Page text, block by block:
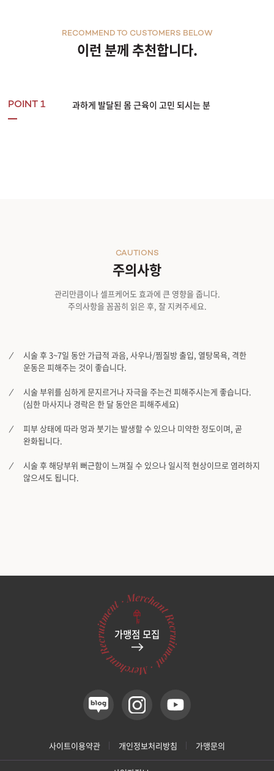
이런 분께 추천합니다.
RECOMMEND TO CUSTOMERS BELOW
POINT 1 과하게 발달된 몸 근육이 고민 되시는 분
주의사항
CAUTIONS
관리만큼이나 셀프케어도 효과에 큰 영향을 줍니다.
주의사항을 꼼꼼히 읽은 후, 잘 지켜주세요.
시술 후 3~7일 동안 가급적 과음, 사우나/찜질방 출입, 열탕목욕, 격한
운동은 피해주는 것이 좋습니다.
시술 부위를 심하게 문지르거나 자극을 주는건 피해주시는게 좋습니다.
(심한 마사지나 경락은 한 달 동안은 피해주세요)
피부 상태에 따라 멍과 붓기는 발생할 수 있으나 미약한 정도이며, 곧
완화됩니다.
시술 후 해당부위 뻐근함이 느껴질 수 있으나 일시적 현상이므로 염려하지
않으셔도 됩니다.
가맹점 모집
사이트이용약관 개인정보처리방침 가맹문의